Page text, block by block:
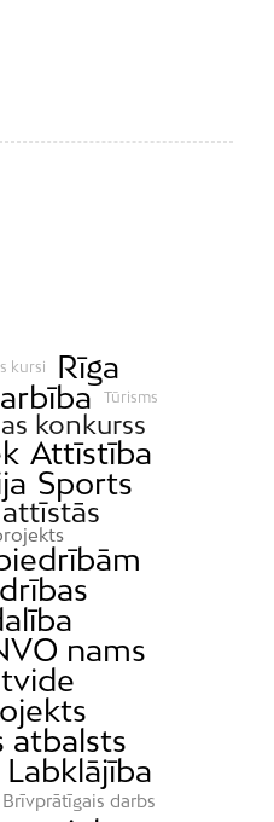
kursi
Rīga
Tūrisms
konkurss
Attīstība
Sports
nams
atbalsts
Labklājība
Brīvprātīgais darbs